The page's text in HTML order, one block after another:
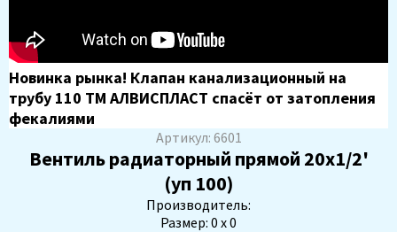
Новинка рынка! Клапан канализационный на
трубу 110 ТМ АЛВИСПЛАСТ спасёт от затопления
фекалиями
Артикул: 6601
Вентиль радиаторный прямой 20х1/2'
(уп 100)
Производитель:
Размер: 0 х 0